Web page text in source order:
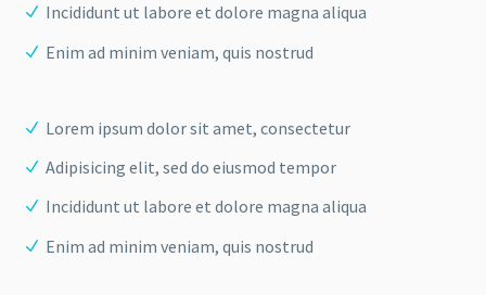
Incididunt ut labore et dolore magna aliqua
Enim ad minim veniam, quis nostrud
Lorem ipsum dolor sit amet, consectetur
Adipisicing elit, sed do eiusmod tempor
Incididunt ut labore et dolore magna aliqua
Enim ad minim veniam, quis nostrud